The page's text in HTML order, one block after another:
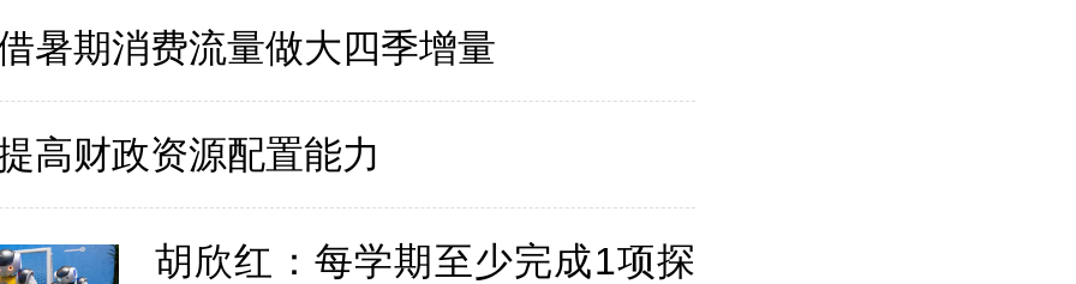
暑期消费流量做大四季增量
高财政资源配置能力
胡欣红：每学期至少完成1项探